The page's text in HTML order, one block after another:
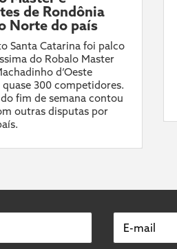
de Rondônia
Norte do país
Santa Catarina foi palco
do Robalo Master
d’Oeste
quase 300 competidores.
fim de semana contou
outras disputas por
E-mail